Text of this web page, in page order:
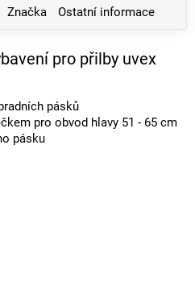
Značka Ostatní informace
pro přilby uvex
pásků
pro obvod hlavy 51 - 65 cm
pásku